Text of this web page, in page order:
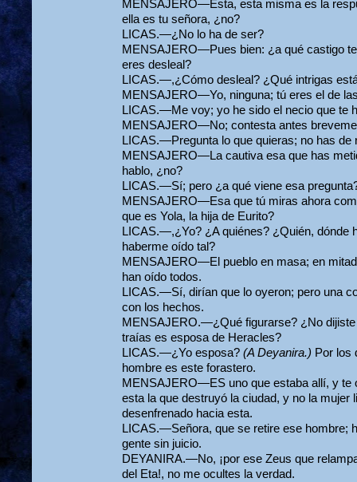
MENSAJERO—Esta, esta misma es la
ella es tu señora, ¿no?
LICAS.—¿No lo ha de ser?
MENSAJERO—Pues bien: ¿a qué castigo
eres desleal?
LICAS.—,¿Cómo desleal? ¿Qué intrigas
MENSAJERO—Yo, ninguna; tú eres el de
LICAS.—Me voy; yo he sido el necio que te
MENSAJERO—No; contesta antes
LICAS.—Pregunta lo que quieras; no has de
MENSAJERO—La cautiva esa que has
hablo, ¿no?
LICAS.—Sí; pero ¿a qué viene esa
MENSAJERO—Esa que tú miras ahora
que es Yola, la hija de Eurito?
LICAS.—,¿Yo? ¿A quiénes? ¿Quién, dónde
haberme oído tal?
MENSAJERO—El pueblo en masa; en
han oído todos.
LICAS.—Sí, dirían que lo oyeron; pero una
con los hechos.
MENSAJERO.—¿Qué figurarse? ¿No
traías es esposa de Heracles?
LICAS.—¿Yo esposa? (A Deyanira.) Por los
hombre es este forastero.
MENSAJERO—ES uno que estaba allí, y te
esta la que destruyó la ciudad, y no la mujer
desenfrenado hacia esta.
LICAS.—Señora, que se retire ese hombre;
gente sin juicio.
DEYANIRA.—No, ¡por ese Zeus que
del Eta!, no me ocultes la verdad.